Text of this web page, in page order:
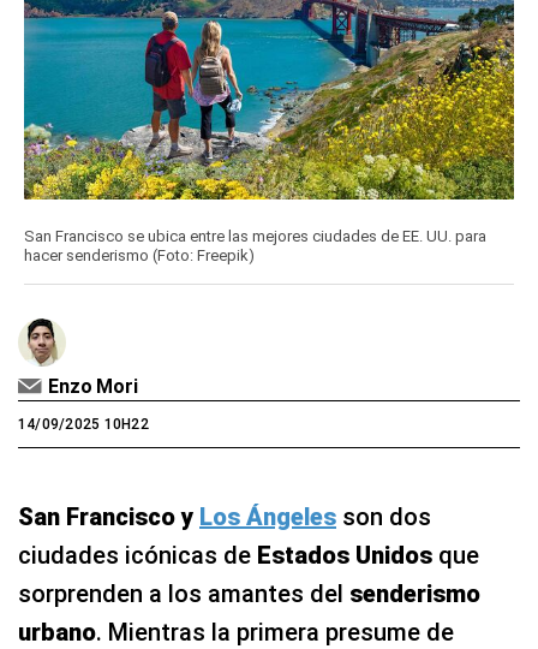
San Francisco se ubica entre las mejores ciudades de EE. UU. para
hacer senderismo (Foto: Freepik)
Enzo Mori
14/09/2025 10H22
San Francisco y Los Ángeles son dos
ciudades icónicas de Estados Unidos que
sorprenden a los amantes del senderismo
urbano. Mientras la primera presume de